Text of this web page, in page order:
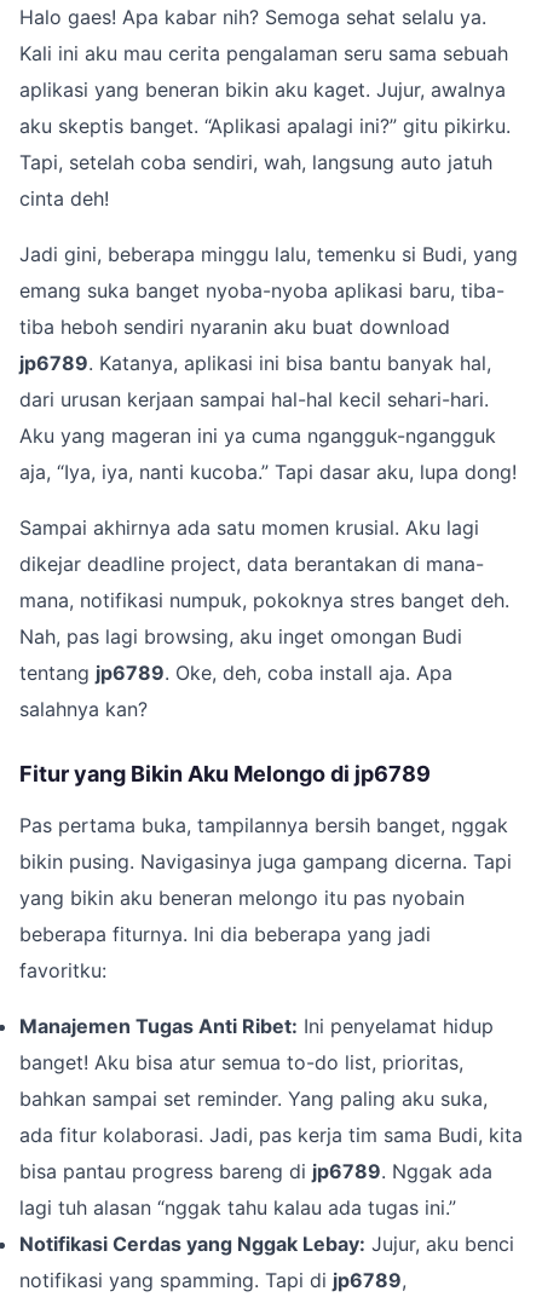
Halo gaes! Apa kabar nih? Semoga sehat selalu ya.
Kali ini aku mau cerita pengalaman seru sama sebuah
aplikasi yang beneran bikin aku kaget. Jujur, awalnya
aku skeptis banget. “Aplikasi apalagi ini?” gitu pikirku.
Tapi, setelah coba sendiri, wah, langsung auto jatuh
cinta deh!
Jadi gini, beberapa minggu lalu, temenku si Budi, yang
emang suka banget nyoba-nyoba aplikasi baru, tiba-
tiba heboh sendiri nyaranin aku buat download
jp6789. Katanya, aplikasi ini bisa bantu banyak hal,
dari urusan kerjaan sampai hal-hal kecil sehari-hari.
Aku yang mageran ini ya cuma ngangguk-ngangguk
aja, “Iya, iya, nanti kucoba.” Tapi dasar aku, lupa dong!
Sampai akhirnya ada satu momen krusial. Aku lagi
dikejar deadline project, data berantakan di mana-
mana, notifikasi numpuk, pokoknya stres banget deh.
Nah, pas lagi browsing, aku inget omongan Budi
tentang jp6789. Oke, deh, coba install aja. Apa
salahnya kan?
Fitur yang Bikin Aku Melongo di jp6789
Pas pertama buka, tampilannya bersih banget, nggak
bikin pusing. Navigasinya juga gampang dicerna. Tapi
yang bikin aku beneran melongo itu pas nyobain
beberapa fiturnya. Ini dia beberapa yang jadi
favoritku:
Manajemen Tugas Anti Ribet: Ini penyelamat hidup
banget! Aku bisa atur semua to-do list, prioritas,
bahkan sampai set reminder. Yang paling aku suka,
ada fitur kolaborasi. Jadi, pas kerja tim sama Budi, kita
bisa pantau progress bareng di jp6789. Nggak ada
lagi tuh alasan “nggak tahu kalau ada tugas ini.”
Notifikasi Cerdas yang Nggak Lebay: Jujur, aku benci
notifikasi yang spamming. Tapi di jp6789,